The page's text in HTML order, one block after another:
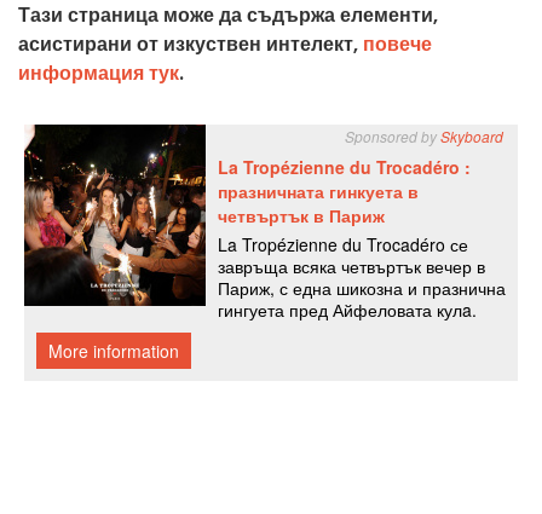
Тази страница може да съдържа елементи,
асистирани от изкуствен интелект, повече
информация тук.